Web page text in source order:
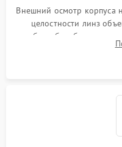
Внешний осмотр корпуса
целостности линз
работы барабанчиков
параллакса и зума.